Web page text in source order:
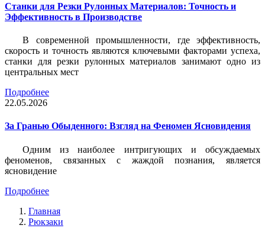
Станки для Резки Рулонных Материалов: Точность и
Эффективность в Производстве
В современной промышленности, где эффективность,
скорость и точность являются ключевыми факторами успеха,
станки для резки рулонных материалов занимают одно из
центральных мест
Подробнее
22.05.2026
За Гранью Обыденного: Взгляд на Феномен Ясновидения
Одним из наиболее интригующих и обсуждаемых
феноменов, связанных с жаждой познания, является
ясновидение
Подробнее
Главная
Рюкзаки